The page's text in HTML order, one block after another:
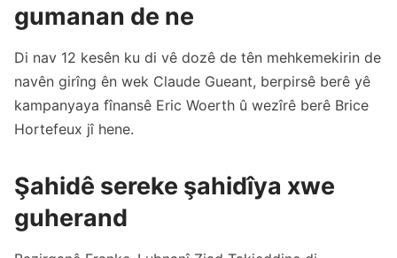
gumanan de ne
Di nav 12 kesên ku di vê dozê de tên mehkemekirin de
navên girîng ên wek Claude Gueant, berpirsê berê yê
kampanyaya fînansê Eric Woerth û wezîrê berê Brice
Hortefeux jî hene.
Şahidê sereke şahidîya xwe
guherand